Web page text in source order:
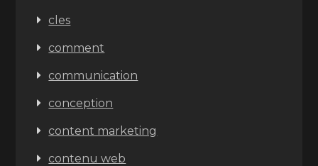
cles
comment
communication
conception
content marketing
contenu web